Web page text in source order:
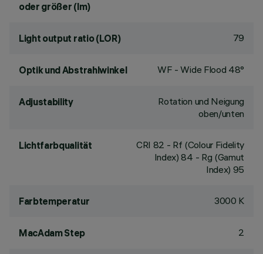
oder größer (lm)
Light output ratio (LOR) 79
Optik und Abstrahlwinkel WF - Wide Flood 48°
Adjustability
Rotation und Neigung
oben/unten
Lichtfarbqualität CRI 82 - Rf (Colour Fidelity
Index) 84 - Rg (Gamut
Index) 95
Farbtemperatur 3000 K
MacAdam Step 2